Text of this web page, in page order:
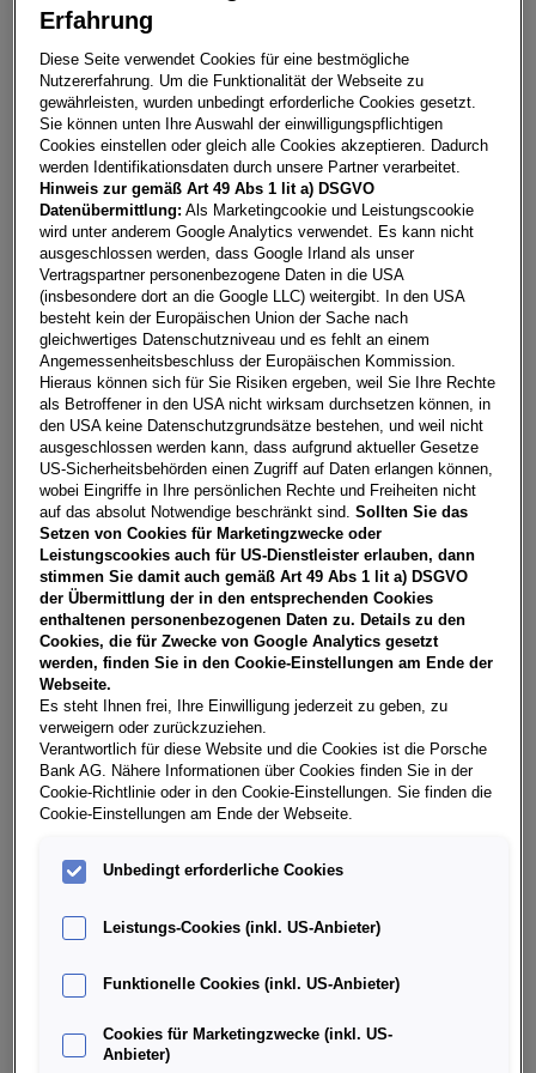
Leon SP Kombi Style Edition 1.5TSI 115PS
4600 Wels
Leasing Kredit
€288,79**
pro Monat
Laufzeit
60 Monate
pro Jahr
15.000 km
Eigenleistung
€5.000
Händler kontaktieren
Online-Abschluss anfragen
**Freibleibendes Musterangebot für Mietleasing inkl. USt,
NoVA, zzgl. gesetzl. Vertragsgebühr EUR 147,36 und
Bearbeitungskosten EUR 0,00. Ihr Verkaufsberater freut
sich darauf, Ihnen ein individuelles Angebot erstellen zu
können.
Teilen PDF herunterladen
Weitere Infos & Daten
Fahrzeugdaten
Ausstattung
Finanzierung über die Porsche Bank
Händlerinformation
Erfahrung
Diese Seite verwendet Cookies für eine bestmögliche
Nutzererfahrung. Um die Funktionalität der Webseite zu
gewährleisten, wurden unbedingt erforderliche Cookies gesetzt.
Sie können unten Ihre Auswahl der einwilligungspflichtigen
Cookies einstellen oder gleich alle Cookies akzeptieren. Dadurch
werden Identifikationsdaten durch unsere Partner verarbeitet.
Hinweis zur gemäß Art 49 Abs 1 lit a) DSGVO
Datenübermittlung: Als Marketingcookie und Leistungscookie
wird unter anderem Google Analytics verwendet. Es kann nicht
ausgeschlossen werden, dass Google Irland als unser
Vertragspartner personenbezogene Daten in die USA
(insbesondere dort an die Google LLC) weitergibt. In den USA
besteht kein der Europäischen Union der Sache nach
gleichwertiges Datenschutzniveau und es fehlt an einem
Angemessenheitsbeschluss der Europäischen Kommission.
Hieraus können sich für Sie Risiken ergeben, weil Sie Ihre Rechte
als Betroffener in den USA nicht wirksam durchsetzen können, in
den USA keine Datenschutzgrundsätze bestehen, und weil nicht
ausgeschlossen werden kann, dass aufgrund aktueller Gesetze
US-Sicherheitsbehörden einen Zugriff auf Daten erlangen können,
wobei Eingriffe in Ihre persönlichen Rechte und Freiheiten nicht
auf das absolut Notwendige beschränkt sind.Sollten Sie das
Setzen von Cookies für Marketingzwecke oder
Leistungscookies auch für US-Dienstleister erlauben, dann
stimmen Sie damit auch gemäß Art 49 Abs 1 lit a) DSGVO
der Übermittlung der in den entsprechenden Cookies
enthaltenen personenbezogenen Daten zu. Details zu den
Cookies, die für Zwecke von Google Analytics gesetzt
werden, finden Sie in den Cookie-Einstellungen am Ende der
Webseite.
Es steht Ihnen frei, Ihre Einwilligung jederzeit zu geben, zu
verweigern oder zurückzuziehen.
Verantwortlich für diese Website und die Cookies ist die Porsche
Bank AG. Nähere Informationen über Cookies finden Sie in der
Cookie-Richtlinie oder in den Cookie-Einstellungen. Sie finden die
Cookie-Einstellungen am Ende der Webseite.
Unbedingt erforderliche Cookies
Leistungs-Cookies (inkl. US-Anbieter)
Funktionelle Cookies (inkl. US-Anbieter)
Cookies für Marketingzwecke (inkl. US-
Anbieter)